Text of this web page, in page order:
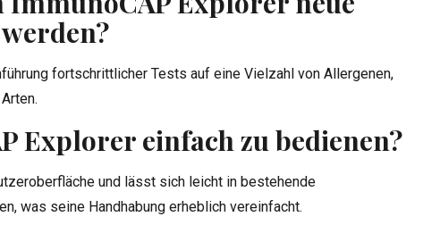
fortschrittlicher Tests auf eine Vielzahl von Allergenen,
Explorer einfach zu bedienen?
und lässt sich leicht in bestehende
was seine Handhabung erheblich vereinfacht.